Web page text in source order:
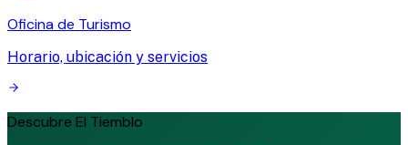
Oficina de Turismo
Horario, ubicación y servicios
Descubre El Tiemblo